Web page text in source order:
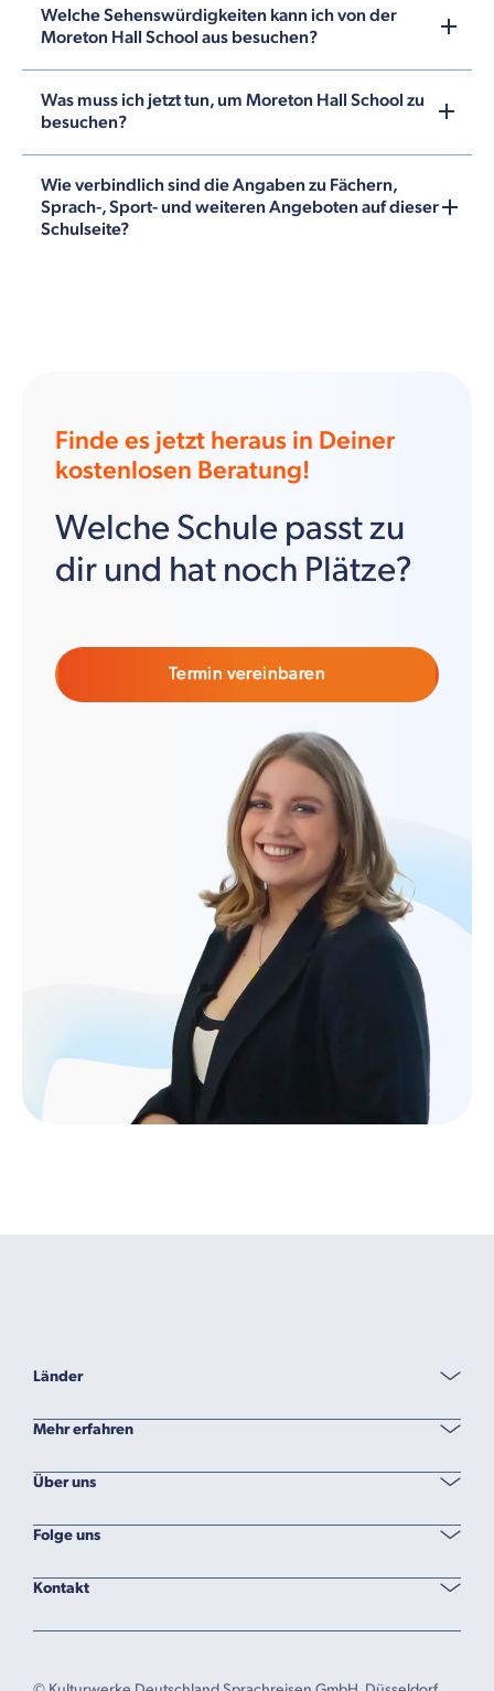
Welche Sehenswürdigkeiten kann ich von der
Moreton Hall School aus besuchen?
Was muss ich jetzt tun, um Moreton Hall School zu
besuchen?
Wie verbindlich sind die Angaben zu Fächern,
Sprach-, Sport- und weiteren Angeboten auf dieser
Schulseite?
Finde es jetzt heraus in Deiner
kostenlosen Beratung!
Welche Schule passt zu
dir und hat noch Plätze?
Termin vereinbaren
Länder
Mehr erfahren
Über uns
Folge uns
Kontakt